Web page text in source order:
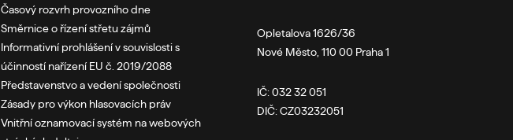
Časový rozvrh provozního dne
Směrnice o řízení střetu zájmů
Informativní prohlášení v souvislosti s
účinností nařízení EU č. 2019/2088
Představenstvo a vedení společnosti
Zásady pro výkon hlasovacích práv
Vnitřní oznamovací systém na webových
Opletalova 1626/36
Nové Město, 110 00 Praha 1
IČ: 032 32 051
DIČ: CZ03232051